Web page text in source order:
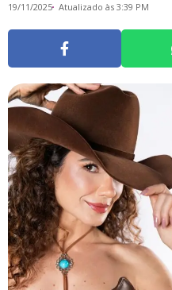
19/11/2025 Atualizado às 3:39 PM